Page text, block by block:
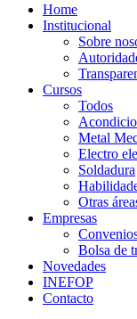
Home
Institucional
Sobre
Cursos
Todos
Metal
Electro
Soldadura
Otras
Empresas
Bolsa de
Novedades
INEFOP
Contacto